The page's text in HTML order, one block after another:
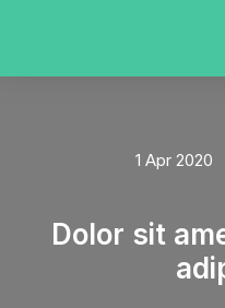
1 Apr 2020
Dolor sit